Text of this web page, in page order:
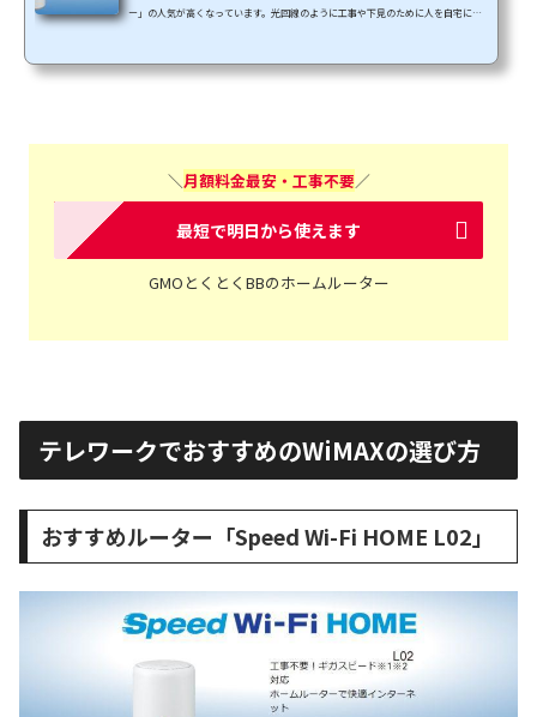
ー」の人気が高くなっています。光回線のように工事や下見のために人を自宅に入
ホームルーターとして人気が出ています。そして、2018年12月と2019年1月に立て続
＼月額料金最安・工事不要／
最短で明日から使えます
GMOとくとくBBのホームルーター
テレワークでおすすめのWiMAXの選び方
おすすめルーター「Speed Wi-Fi HOME L02」